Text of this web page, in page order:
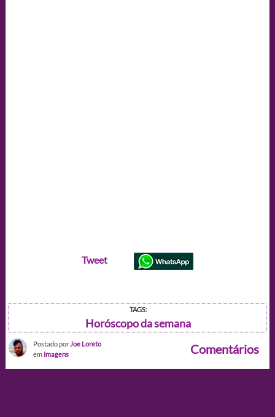
Tweet
TAGS:
Horóscopo da semana
Postado por Joe Loreto
em Imagens Comentários